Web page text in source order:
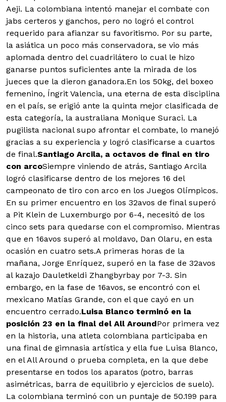
Aeji. La colombiana intentó manejar el combate con
jabs certeros y ganchos, pero no logró el control
requerido para afianzar su favoritismo. Por su parte,
la asiática un poco más conservadora, se vio más
aplomada dentro del cuadrilátero lo cual le hizo
ganarse puntos suficientes ante la mirada de los
jueces que la dieron ganadora.En los 50kg, del boxeo
femenino, Íngrit Valencia, una eterna de esta disciplina
en el país, se erigió ante la quinta mejor clasificada de
esta categoría, la australiana Monique Suraci. La
pugilista nacional supo afrontar el combate, lo manejó
gracias a su experiencia y logró clasificarse a cuartos
de final.Santiago Arcila, a octavos de final en tiro
con arcoSiempre viniendo de atrás, Santiago Arcila
logró clasificarse dentro de los mejores 16 del
campeonato de tiro con arco en los Juegos Olímpicos.
En su primer encuentro en los 32avos de final superó
a Pit Klein de Luxemburgo por 6-4, necesitó de los
cinco sets para quedarse con el compromiso. Mientras
que en 16avos superó al moldavo, Dan Olaru, en esta
ocasión en cuatro sets.A primeras horas de la
mañana, Jorge Enríquez, superó en la fase de 32avos
al kazajo Dauletkeldi Zhangbyrbay por 7-3. Sin
embargo, en la fase de 16avos, se encontró con el
mexicano Matías Grande, con el que cayó en un
encuentro cerrado.Luisa Blanco terminó en la
posición 23 en la final del All AroundPor primera vez
en la historia, una atleta colombiana participaba en
una final de gimnasia artística y ella fue Luisa Blanco,
en el All Around o prueba completa, en la que debe
presentarse en todos los aparatos (potro, barras
asimétricas, barra de equilibrio y ejercicios de suelo).
La colombiana terminó con un puntaje de 50.199 para